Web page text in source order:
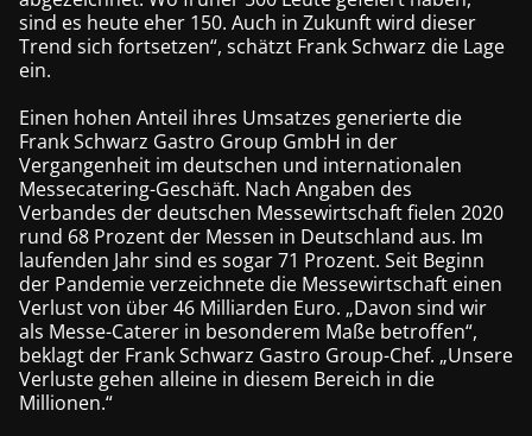
sind es heute eher 150. Auch in Zukunft wird dieser
Trend sich fortsetzen“, schätzt Frank Schwarz die Lage
ein.
Einen hohen Anteil ihres Umsatzes generierte die
Frank Schwarz Gastro Group GmbH in der
Vergangenheit im deutschen und internationalen
Messecatering-Geschäft. Nach Angaben des
Verbandes der deutschen Messewirtschaft fielen 2020
rund 68 Prozent der Messen in Deutschland aus. Im
laufenden Jahr sind es sogar 71 Prozent. Seit Beginn
der Pandemie verzeichnete die Messewirtschaft einen
Verlust von über 46 Milliarden Euro. „Davon sind wir
als Messe-Caterer in besonderem Maße betroffen“,
beklagt der Frank Schwarz Gastro Group-Chef. „Unsere
Verluste gehen alleine in diesem Bereich in die
Millionen.“